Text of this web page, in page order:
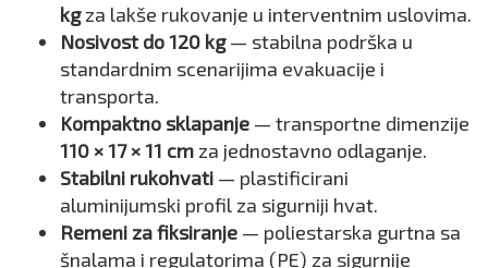
kgza lakše rukovanje u interventnim uslovima.
Nosivost do 120 kg— stabilna podrška u
standardnim scenarijima evakuacije i
transporta.
Kompaktno sklapanje — transportne dimenzije
110 × 17 × 11 cm za jednostavno odlaganje.
Stabilni rukohvati — plastificirani
aluminijumski profil za sigurniji hvat.
Remeni za fiksiranje — poliestarska gurtna sa
šnalama i regulatorima (PE) za sigurnije